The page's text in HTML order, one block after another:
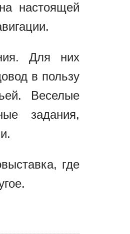
настоящей
Для них
в пользу
Веселые
задания,
где